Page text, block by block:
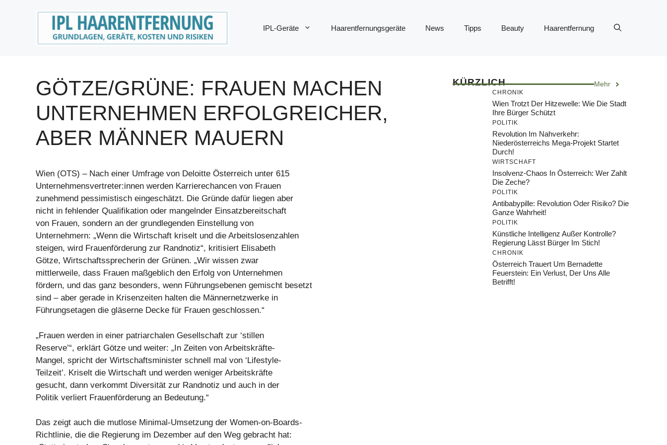
IPL-Geräte Haarentfernungsgeräte News Tipps Beauty Haarentfernung
GÖTZE/GRÜNE: FRAUEN MACHEN
UNTERNEHMEN ERFOLGREICHER,
ABER MÄNNER MAUERN
Wien (OTS) – Nach einer Umfrage von Deloitte Österreich unter 615
Unternehmensvertreter:innen werden Karrierechancen von Frauen
zunehmend pessimistisch eingeschätzt. Die Gründe dafür liegen aber
nicht in fehlender Qualifikation oder mangelnder Einsatzbereitschaft
von Frauen, sondern an der grundlegenden Einstellung von
Unternehmern: „Wenn die Wirtschaft kriselt und die Arbeitslosenzahlen
steigen, wird Frauenförderung zur Randnotiz“, kritisiert Elisabeth
Götze, Wirtschaftssprecherin der Grünen. „Wir wissen zwar
mittlerweile, dass Frauen maßgeblich den Erfolg von Unternehmen
fördern, und das ganz besonders, wenn Führungsebenen gemischt besetzt
sind – aber gerade in Krisenzeiten halten die Männernetzwerke in
Führungsetagen die gläserne Decke für Frauen geschlossen.“
„Frauen werden in einer patriarchalen Gesellschaft zur ‘stillen
Reserve’“, erklärt Götze und weiter: „In Zeiten von Arbeitskräfte-
Mangel, spricht der Wirtschaftsminister schnell mal von ‘Lifestyle-
Teilzeit’. Kriselt die Wirtschaft und werden weniger Arbeitskräfte
gesucht, dann verkommt Diversität zur Randnotiz und auch in der
Politik verliert Frauenförderung an Bedeutung.“
Das zeigt auch die mutlose Minimal-Umsetzung der Women-on-Boards-
Richtlinie, die die Regierung im Dezember auf den Weg gebracht hat:
KÜRZLICH Mehr
CHRONIK
Wien Trotzt Der Hitzewelle: Wie Die Stadt
Ihre Bürger Schützt
POLITIK
Revolution Im Nahverkehr:
Niederösterreichs Mega-Projekt Startet
Durch!
WIRTSCHAFT
Insolvenz-Chaos In Österreich: Wer Zahlt
Die Zeche?
POLITIK
Antibabypille: Revolution Oder Risiko? Die
Ganze Wahrheit!
POLITIK
Künstliche Intelligenz Außer Kontrolle?
Regierung Lässt Bürger Im Stich!
CHRONIK
Österreich Trauert Um Bernadette
Feuerstein: Ein Verlust, Der Uns Alle
Betrifft!